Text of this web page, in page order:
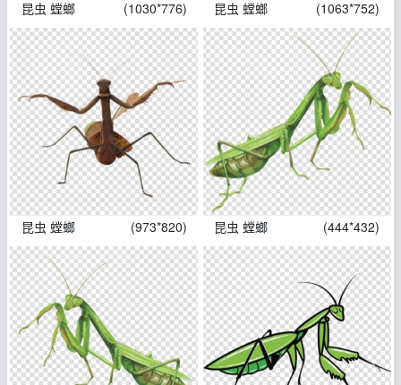
昆虫 螳螂 (1030*776) 昆虫 螳螂 (1063*752)
昆虫 螳螂 (973*820) 昆虫 螳螂 (444*432)